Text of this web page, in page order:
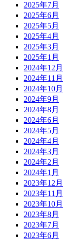
2025年7月
2025年6月
2025年5月
2025年4月
2025年3月
2025年1月
2024年12月
2024年11月
2024年10月
2024年9月
2024年8月
2024年6月
2024年5月
2024年4月
2024年3月
2024年2月
2024年1月
2023年12月
2023年11月
2023年10月
2023年8月
2023年7月
2023年6月